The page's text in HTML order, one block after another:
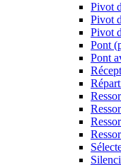
Pivot
Pivot
Pivot
Pont
Pont